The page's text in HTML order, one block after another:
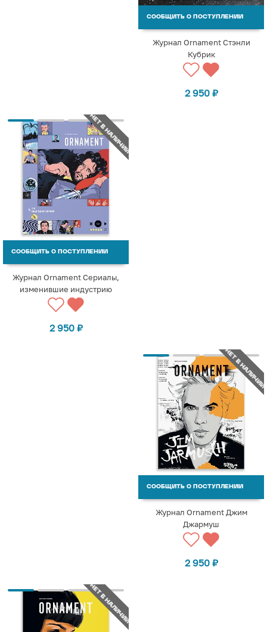
СООБЩИТЬ О ПОСТУПЛЕНИИ
Журнал Ornament Стэнли
Кубрик
2 950 ₽
НЕТ В НАЛИЧИИ
СООБЩИТЬ О ПОСТУПЛЕНИИ
Журнал Ornament Сериалы,
изменившие индустрию
2 950 ₽
НЕТ В НАЛИЧИИ
СООБЩИТЬ О ПОСТУПЛЕНИИ
Журнал Ornament Джим
Джармуш
2 950 ₽
НЕТ В НАЛИЧИИ